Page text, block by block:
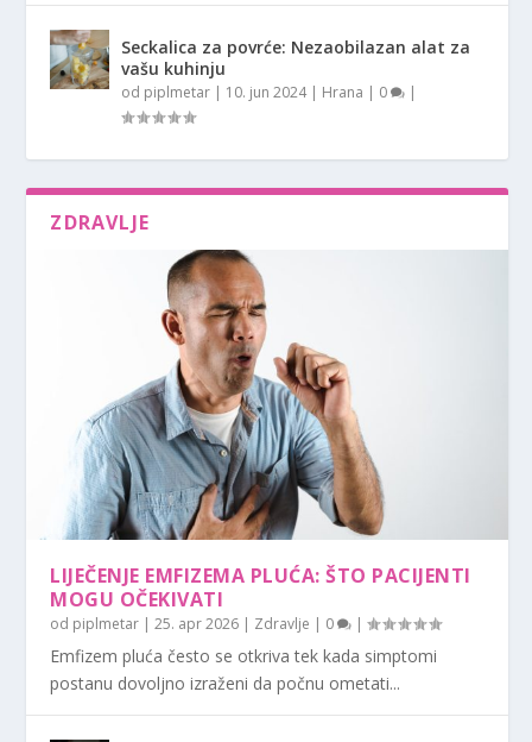
Seckalica za povrće: Nezaobilazan alat za
vašu kuhinju
od piplmetar | 10. jun 2024| Hrana | 0 |
ZDRAVLJE
LIJEČENJE EMFIZEMA PLUĆA: ŠTO PACIJENTI
MOGU OČEKIVATI
od piplmetar |25. apr 2026 | Zdravlje | 0 |
Emfizem pluća često se otkriva tek kada simptomi
postanu dovoljno izraženi da počnu ometati...